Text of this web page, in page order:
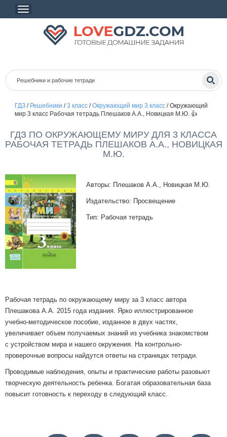
ГДЗ/ Решебники /3 класс/Окружающий мир 3 класс/Окружающий
мир 3 класс Рабочая тетрадь Плешаков А.А., Новицкая М.Ю. 👍
ГДЗ ПО ОКРУЖАЮЩЕМУ МИРУ ДЛЯ 3 КЛАССА
РАБОЧАЯ ТЕТРАДЬ ПЛЕШАКОВ А.А., НОВИЦКАЯ
М.Ю.
Авторы: Плешаков А.А., Новицкая М.Ю.
Издательство: Просвещение
Тип: Рабочая тетрадь
Рабочая тетрадь по окружающему миру за 3 класс автора
Плешакова А.А. 2015 года издания. Ярко иллюстрированное
учебно-методическое пособие, изданное в двух частях,
увеличивает объем получаемых знаний из учебника знакомством
с устройством мира и нашего окружения. На контрольно-
проверочные вопросы найдутся ответы на страницах тетради.
Проводимые наблюдения, опыты и практические работы разовьют
творческую деятельность ребенка. Богатая образовательная база
повысит готовность к переходу в следующий класс.